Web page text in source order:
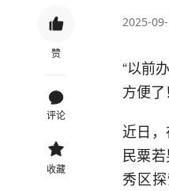
赞
评论
收藏
2025-
“以前
方便了
近日
民粟
秀区